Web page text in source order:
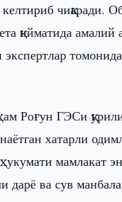
чиқаради.
қийматида
Роғун ГЭСи
хатарли
мамлакат
ва сув